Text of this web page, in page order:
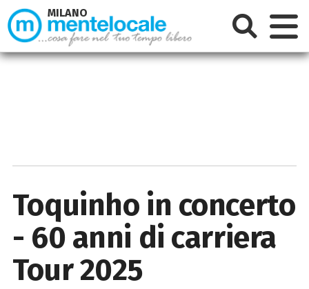
Toquinho in concerto
- 60 anni di carriera
Tour 2025
MILANO